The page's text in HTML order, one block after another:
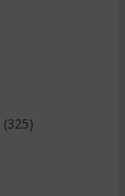
(325)